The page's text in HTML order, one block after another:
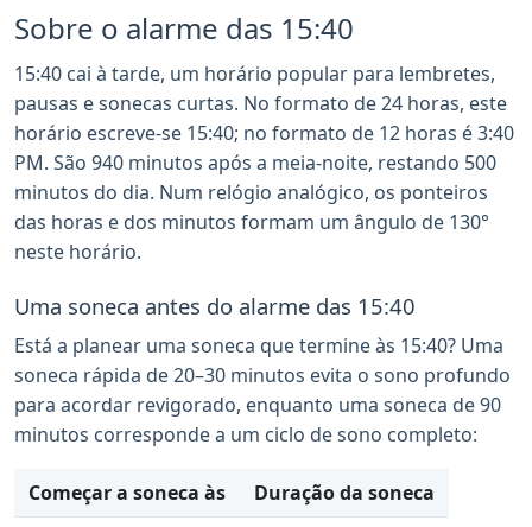
Sobre o alarme das 15:40
15:40 cai à tarde, um horário popular para lembretes,
pausas e sonecas curtas. No formato de 24 horas, este
horário escreve-se 15:40; no formato de 12 horas é 3:40
PM. São 940 minutos após a meia-noite, restando 500
minutos do dia. Num relógio analógico, os ponteiros
das horas e dos minutos formam um ângulo de 130°
neste horário.
Uma soneca antes do alarme das 15:40
Está a planear uma soneca que termine às 15:40? Uma
soneca rápida de 20–30 minutos evita o sono profundo
para acordar revigorado, enquanto uma soneca de 90
minutos corresponde a um ciclo de sono completo:
Começar a soneca às
Duração da soneca